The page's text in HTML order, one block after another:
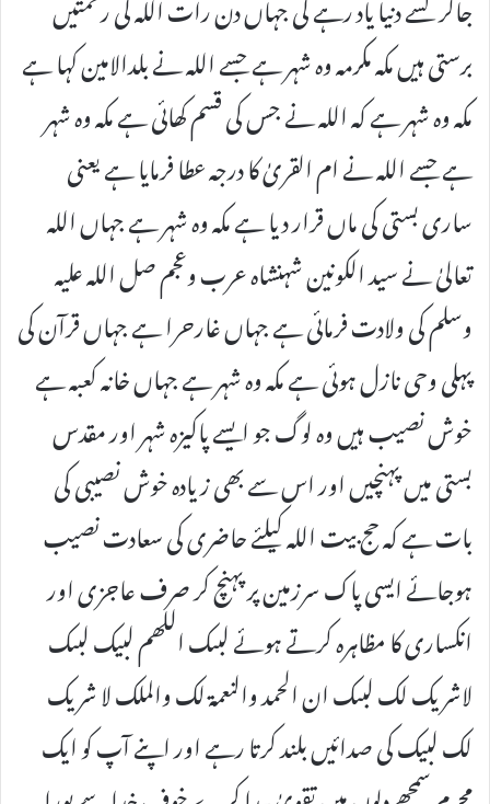
برستی ہیں مکہ مکرمہ وہ شہر ہے جسے اللہ نے بلدالامین کہا ہے
مکہ وہ شہر ہے کہ اللہ نے جس کی قسم کھائی ہے مکہ وہ شہر
ہے جسے اللہ نے ام القریٰ کا درجہ عطا فرمایا ہے یعنی
ساری بستی کی ماں قرار دیا ہے مکہ وہ شہر ہے جہاں اللہ
تعالیٰ نے سید الکونین شہنشاہ عرب وعجم صل اللہ علیہ
وسلم کی ولادت فرمائی ہے جہاں غارحرا ہے جہاں قرآن کی
پہلی وحی نازل ہوئی ہے مکہ وہ شہر ہے جہاں خانہ کعبہ ہے
خوش نصیب ہیں وہ لوگ جو ایسے پاکیزہ شہر اور مقدس
بستی میں پہنچیں اور اس سے بھی زیادہ خوش نصیبی کی
بات ہے کہ حج بیت اللہ کیلئے حاضری کی سعادت نصیب
ہوجائے ایسی پاک سرزمین پر پہنچ کر صرف عاجزی اور
انکساری کا مظاہرہ کرتے ہوئے لبىك اللھم لبیك لبىك
لاشریک لك لبىك ان الحمد والنعمة لك والملك لا شريك
لك لبيك کی صدائیں بلند کرتا رہے اور اپنے آپ کو ایک